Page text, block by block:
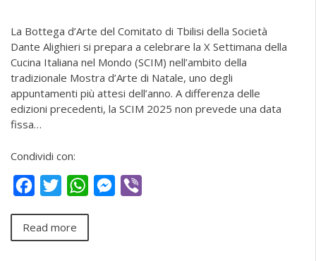
La Bottega d’Arte del Comitato di Tbilisi della Società
Dante Alighieri si prepara a celebrare la X Settimana della
Cucina Italiana nel Mondo (SCIM) nell’ambito della
tradizionale Mostra d’Arte di Natale, uno degli
appuntamenti più attesi dell’anno. A differenza delle
edizioni precedenti, la SCIM 2025 non prevede una data
fissa…
Condividi con:
FacebookTwitterWhatsAppMessenger
Read more